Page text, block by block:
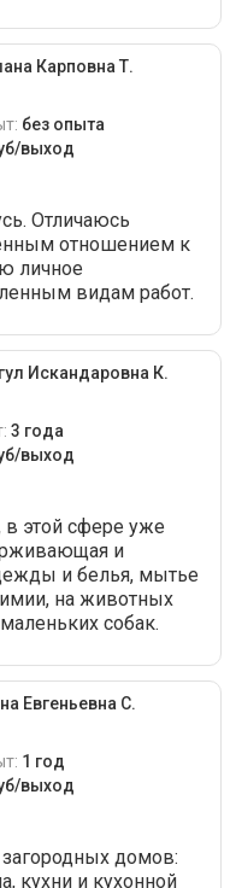
Карповна Т.
без опыта
выход
Отличаюсь
отношением к
личное
видам работ.
Искандаровна К.
3 года
выход
в этой сфере уже
и
и белья, мытье
на животных
собак.
Евгеньевна С.
1 год
выход
домов:
кухни и кухонной